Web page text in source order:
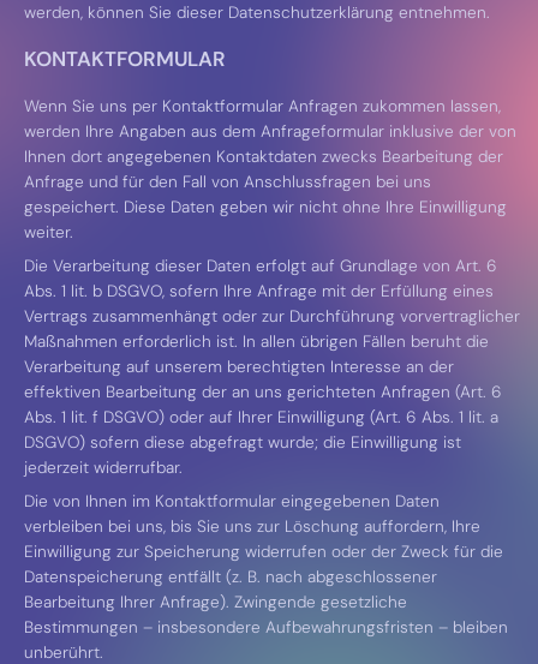
werden, können Sie dieser Datenschutzerklärung entnehmen.
KONTAKTFORMULAR
Wenn Sie uns per Kontaktformular Anfragen zukommen lassen,
werden Ihre Angaben aus dem Anfrageformular inklusive der von
Ihnen dort angegebenen Kontaktdaten zwecks Bearbeitung der
Anfrage und für den Fall von Anschlussfragen bei uns
gespeichert. Diese Daten geben wir nicht ohne Ihre Einwilligung
weiter.
Die Verarbeitung dieser Daten erfolgt auf Grundlage von Art. 6
Abs. 1 lit. b DSGVO, sofern Ihre Anfrage mit der Erfüllung eines
Vertrags zusammenhängt oder zur Durchführung vorvertraglicher
Maßnahmen erforderlich ist. In allen übrigen Fällen beruht die
Verarbeitung auf unserem berechtigten Interesse an der
effektiven Bearbeitung der an uns gerichteten Anfragen (Art. 6
Abs. 1 lit. f DSGVO) oder auf Ihrer Einwilligung (Art. 6 Abs. 1 lit. a
DSGVO) sofern diese abgefragt wurde; die Einwilligung ist
jederzeit widerrufbar.
Die von Ihnen im Kontaktformular eingegebenen Daten
verbleiben bei uns, bis Sie uns zur Löschung auffordern, Ihre
Einwilligung zur Speicherung widerrufen oder der Zweck für die
Datenspeicherung entfällt (z. B. nach abgeschlossener
Bearbeitung Ihrer Anfrage). Zwingende gesetzliche
Bestimmungen – insbesondere Aufbewahrungsfristen – bleiben
unberührt.